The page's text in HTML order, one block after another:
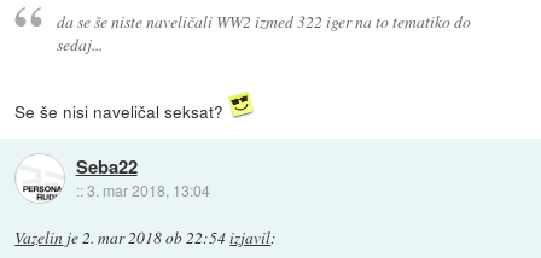
da se še niste naveličali WW2 izmed 322 iger na to tematiko do
sedaj...
Se še nisi naveličal seksat?
Seba22
::3. mar 2018, 13:04
Vazelin je2. mar 2018 ob 22:54izjavil: